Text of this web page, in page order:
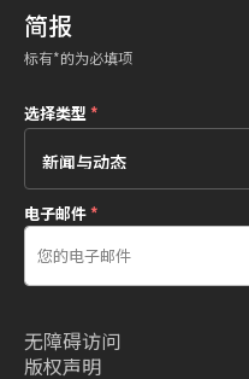
简报
标有*的为必填项
选择类型 *
电子邮件*
无障碍访问
版权声明